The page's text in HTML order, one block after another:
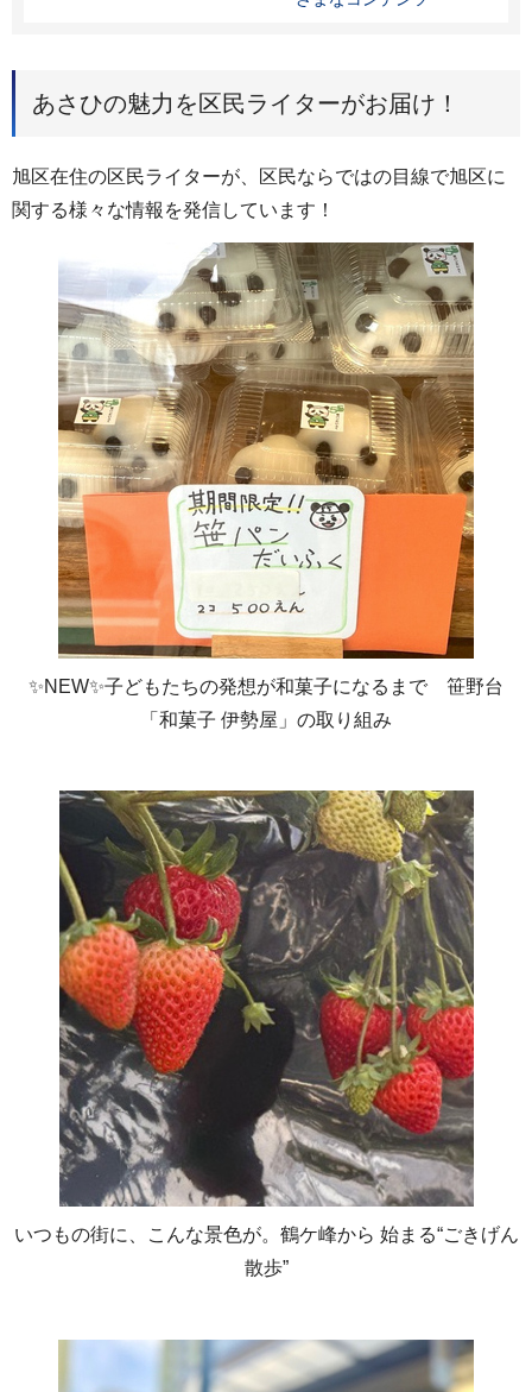
あさひの魅力を区民ライターがお届け！
旭区在住の区民ライターが、区民ならではの目線で旭区に
関する様々な情報を発信しています！
✨NEW✨子どもたちの発想が和菓子になるまで 笹野台
「和菓子 伊勢屋」の取り組み
いつもの街に、こんな景色が。鶴ケ峰から 始まる“ごきげん
散歩”